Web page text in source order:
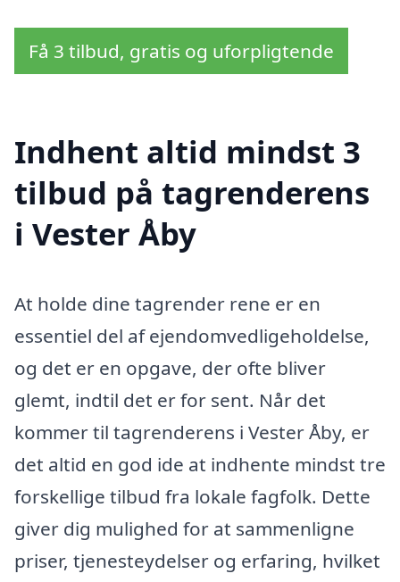
Få 3 tilbud, gratis og uforpligtende
Indhent altid mindst 3
tilbud på tagrenderens
i Vester Åby
At holde dine tagrender rene er en
essentiel del af ejendomvedligeholdelse,
og det er en opgave, der ofte bliver
glemt, indtil det er for sent. Når det
kommer til tagrenderens i Vester Åby, er
det altid en god ide at indhente mindst tre
forskellige tilbud fra lokale fagfolk. Dette
giver dig mulighed for at sammenligne
priser, tjenesteydelser og erfaring, hvilket